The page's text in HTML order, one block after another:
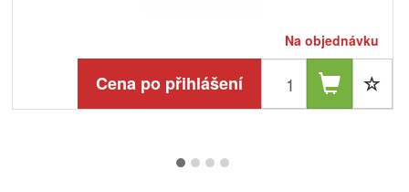
Na objednávku
Cena po přihlášení